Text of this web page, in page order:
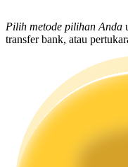
Mempertaruhkan
Pengembalian tinggi
Pilih metode pilihan Anda
transfer bank, atau